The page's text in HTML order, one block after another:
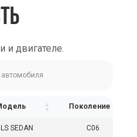
и двигателе.
Поколение
SEDAN C06